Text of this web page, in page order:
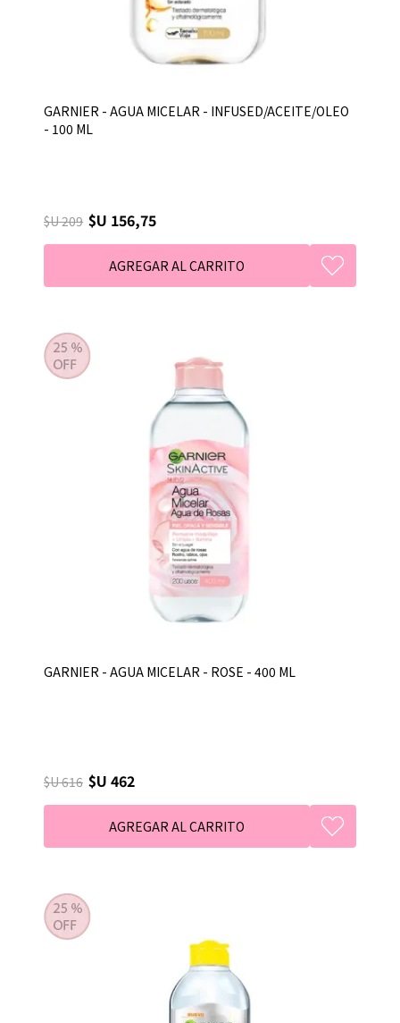
GARNIER - AGUA MICELAR - INFUSED/ACEITE/OLEO
- 100 ML
$U 209 $U 156,75
GARNIER - AGUA MICELAR - ROSE - 400 ML
$U 616 $U 462